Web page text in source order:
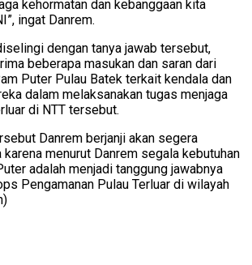
kehormatan dan kebanggaan kita
ingat Danrem.
dengan tanya jawab tersebut,
beberapa masukan dan saran dari
Puter Pulau Batek terkait kendala dan
dalam melaksanakan tugas menjaga
di NTT tersebut.
Danrem berjanji akan segera
menurut Danrem segala kebutuhan
adalah menjadi tanggung jawabnya
Pengamanan Pulau Terluar di wilayah